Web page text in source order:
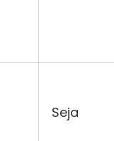
Seja